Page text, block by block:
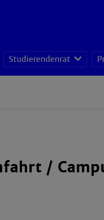
Studierendenrat
/